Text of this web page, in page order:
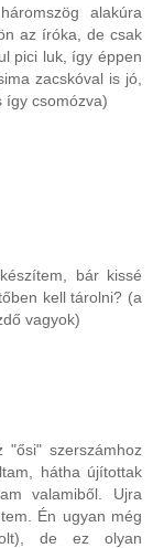
alakúra
az íróka, de csak
pici luk, így éppen
zacskóval is jó,
így csomózva)
bár kissé
kell tárolni? (a
vagyok)
szerszámhoz
hátha újítottak
valamiből. Ujra
Én ugyan még
de ez olyan